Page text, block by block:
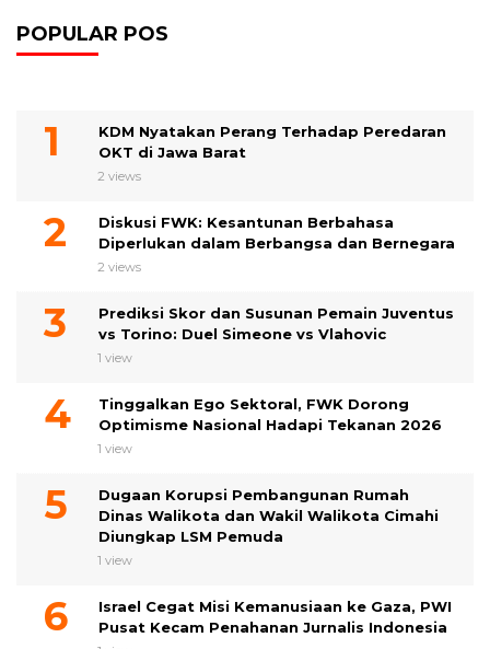
POPULAR POS
KDM Nyatakan Perang Terhadap Peredaran
OKT di Jawa Barat
2 views
Diskusi FWK: Kesantunan Berbahasa
Diperlukan dalam Berbangsa dan Bernegara
2 views
Prediksi Skor dan Susunan Pemain Juventus
vs Torino: Duel Simeone vs Vlahovic
1 view
Tinggalkan Ego Sektoral, FWK Dorong
Optimisme Nasional Hadapi Tekanan 2026
1 view
Dugaan Korupsi Pembangunan Rumah
Dinas Walikota dan Wakil Walikota Cimahi
Diungkap LSM Pemuda
1 view
Israel Cegat Misi Kemanusiaan ke Gaza, PWI
Pusat Kecam Penahanan Jurnalis Indonesia